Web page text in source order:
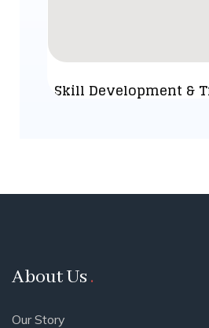
Skill Development &
About Us
Our Story